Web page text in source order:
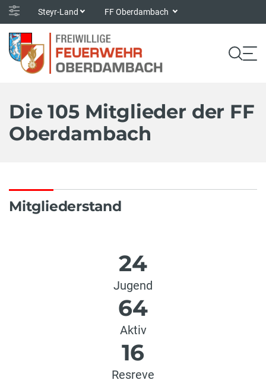
Steyr-Land FF Oberdambach
Die 105 Mitglieder der FF
Oberdambach
Mitgliederstand
24
Jugend
64
Aktiv
16
Resreve